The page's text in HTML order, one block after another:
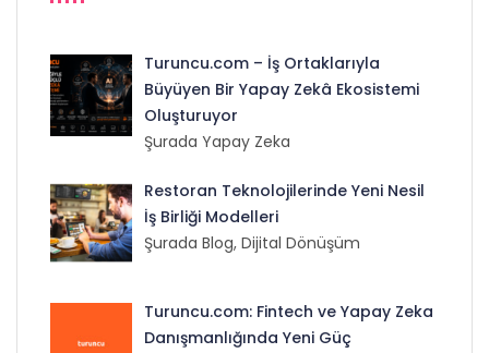
Turuncu.com – İş Ortaklarıyla
Büyüyen Bir Yapay Zekâ Ekosistemi
Oluşturuyor
Şurada Yapay Zeka
Restoran Teknolojilerinde Yeni Nesil
İş Birliği Modelleri
Şurada Blog, Dijital Dönüşüm
Turuncu.com: Fintech ve Yapay Zeka
Danışmanlığında Yeni Güç